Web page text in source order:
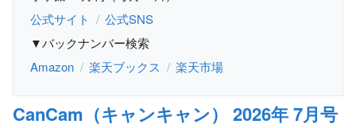
公式サイト
公式SNS
▼バックナンバー検索
Amazon
楽天ブックス 楽天市場
CanCam（キャンキャン） 2026年 7月号